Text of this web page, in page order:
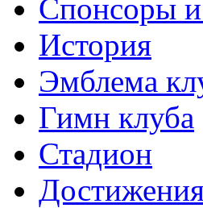
Спонсоры
История
Эмблема
Гимн клуба
Стадион